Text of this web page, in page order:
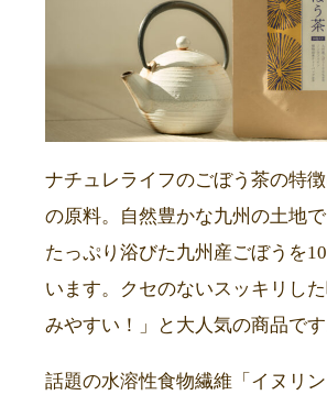
ナチュレライフのごぼう茶の特
の原料。自然豊かな九州の土地
たっぷり浴びた九州産ごぼうを
います。クセのないスッキリし
みやすい！」と大人気の商品です
話題の水溶性食物繊維「イヌリ